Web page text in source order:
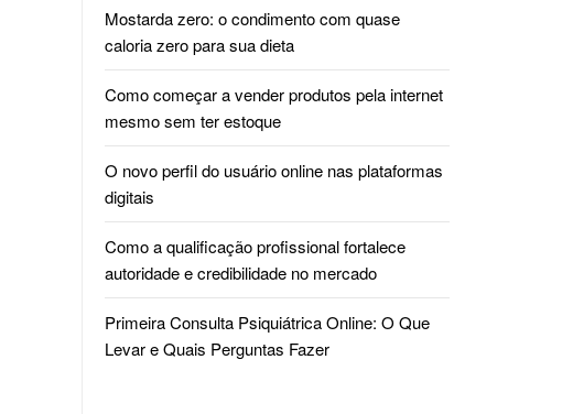
Mostarda zero: o condimento com quase
caloria zero para sua dieta
Como começar a vender produtos pela internet
mesmo sem ter estoque
O novo perfil do usuário online nas plataformas
digitais
Como a qualificação profissional fortalece
autoridade e credibilidade no mercado
Primeira Consulta Psiquiátrica Online: O Que
Levar e Quais Perguntas Fazer